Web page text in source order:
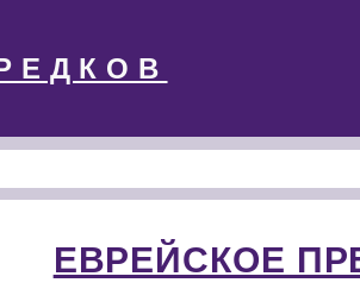
ЕВРЕЙСКОЕ